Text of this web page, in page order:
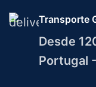
Transporte
Desde
Portugal